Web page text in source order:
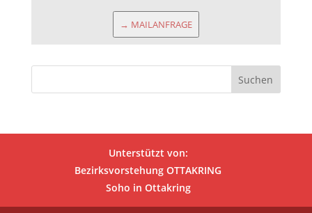
→ MAILANFRAGE
Unterstützt von:
Bezirksvorstehung OTTAKRING
Soho in Ottakring